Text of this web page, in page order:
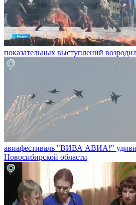
показательных выступлений
авиафестиваль "ВИВА АВИА!"
Новосибирской области